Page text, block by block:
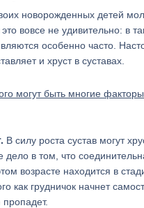
новорожденных детей
вовсе не удивительно: в
особенно часто.
и хруст в суставах.
могут быть многие
В силу роста сустав могут
дело в том, что
возрасте находится в
как грудничок начнет